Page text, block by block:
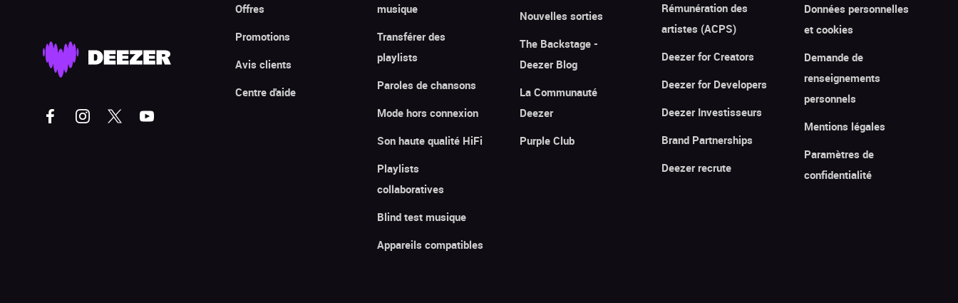
Offres
Promotions
Avis clients
Centre d'aide
musique
Transférer des
playlists
Paroles de chansons
Mode hors connexion
Son haute qualité HiFi
Playlists
collaboratives
Blind test musique
Appareils compatibles
Nouvelles sorties
The Backstage -
Deezer Blog
La Communauté
Deezer
Purple Club
Rémunération des
artistes (ACPS)
Deezer for Creators
Deezer for Developers
Deezer Investisseurs
Brand Partnerships
Deezer recrute
Données personnelles
et cookies
Demande de
renseignements
personnels
Mentions légales
Paramètres de
confidentialité